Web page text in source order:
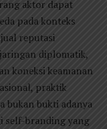
aktor dapat
pada konteks
reputasi
diplomatik,
koneksi keamanan
praktik
bukan bukti adanya
self-branding yang